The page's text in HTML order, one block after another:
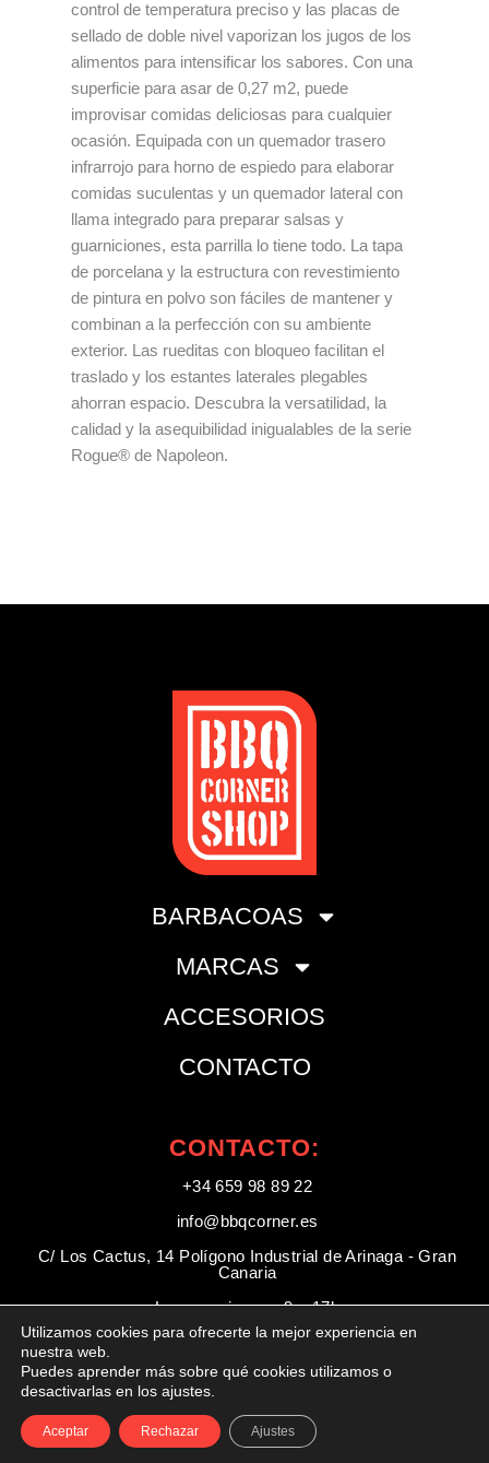
control de temperatura preciso y las placas de
sellado de doble nivel vaporizan los jugos de los
alimentos para intensificar los sabores. Con una
superficie para asar de 0,27 m2, puede
improvisar comidas deliciosas para cualquier
ocasión. Equipada con un quemador trasero
infrarrojo para horno de espiedo para elaborar
comidas suculentas y un quemador lateral con
llama integrado para preparar salsas y
guarniciones, esta parrilla lo tiene todo. La tapa
de porcelana y la estructura con revestimiento
de pintura en polvo son fáciles de mantener y
combinan a la perfección con su ambiente
exterior. Las rueditas con bloqueo facilitan el
traslado y los estantes laterales plegables
ahorran espacio. Descubra la versatilidad, la
calidad y la asequibilidad inigualables de la serie
Rogue® de Napoleon.
BARBACOAS
MARCAS
ACCESORIOS
CONTACTO
CONTACTO:
+34 659 98 89 22
info@bbqcorner.es​
C/ Los Cactus, 14 Polígono Industrial de Arinaga - Gran
Canaria
Lunes a viernes: 9 a 17h
Sábados: 9 a 14:00h
Designed by Owl Studios
Utilizamos cookies para ofrecerte la mejor experiencia en
nuestra web.
Puedes aprender más sobre qué cookies utilizamos o
desactivarlas en los ajustes.
Aceptar Rechazar Ajustes